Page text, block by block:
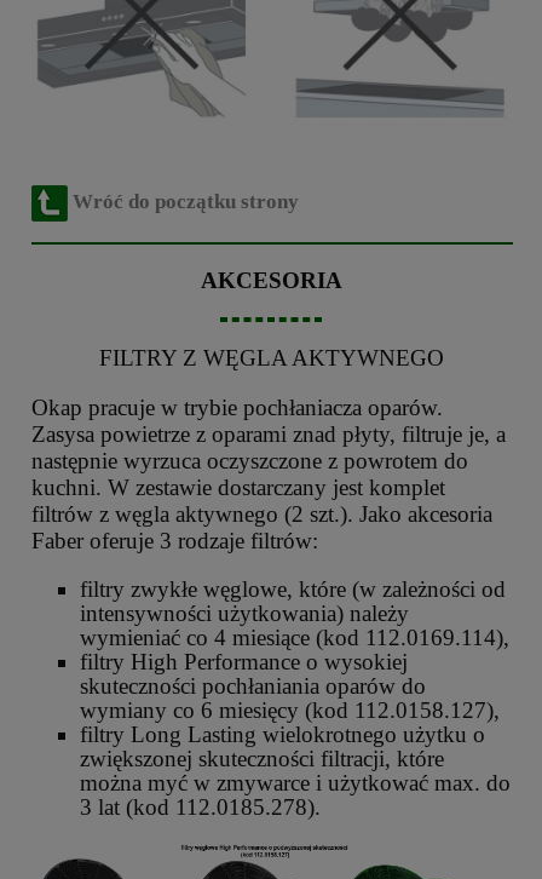
Wróć do początku strony
AKCESORIA
FILTRY Z WĘGLA AKTYWNEGO
Okap pracuje w trybie pochłaniacza oparów.
Zasysa powietrze z oparami znad płyty, filtruje je, a
następnie wyrzuca oczyszczone z powrotem do
kuchni. W zestawie dostarczany jest komplet
filtrów z węgla aktywnego (2 szt.). Jako akcesoria
Faber oferuje 3 rodzaje filtrów:
filtry zwykłe węglowe, które (w zależności od
intensywności użytkowania) należy
wymieniać co 4 miesiące (kod 112.0169.114),
filtry High Performance o wysokiej
skuteczności pochłaniania oparów do
wymiany co 6 miesięcy (kod 112.0158.127),
filtry Long Lasting wielokrotnego użytku o
zwiększonej skuteczności filtracji, które
można myć w zmywarce i użytkować max. do
3 lat (kod 112.0185.278).